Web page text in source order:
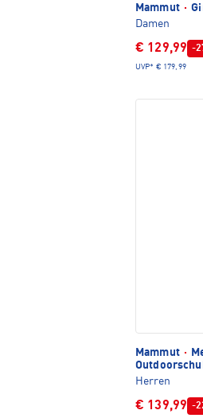
Mammut ·
Damen
€ 129,99 -
UVP* € 179,99
Mammut ·
Herren
€ 139,99 -